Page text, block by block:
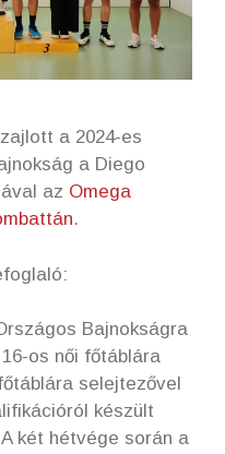
a 2024-es
a Diego
az Omega
.
Bajnokságra
os női főtáblára
selejtezővel
készült
két hétvége során a